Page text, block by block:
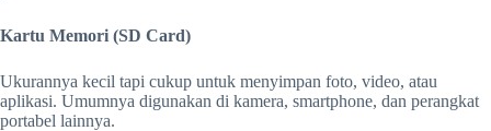
Kartu Memori (SD Card)
Ukurannya kecil tapi cukup untuk menyimpan foto, video, atau
aplikasi. Umumnya digunakan di kamera, smartphone, dan perangkat
portabel lainnya.